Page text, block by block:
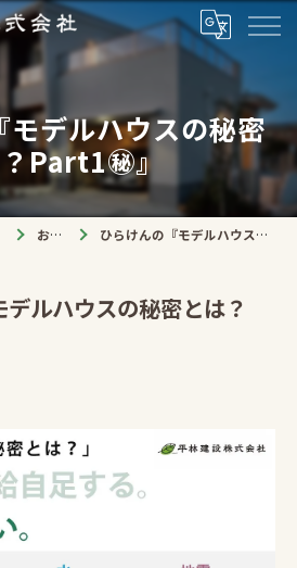
モデルハウスの秘密
Part1㊙︎』
お知らせ ひらけんの『モデルハウスの秘密とは？Part1㊙︎』
ルハウスの秘密とは？